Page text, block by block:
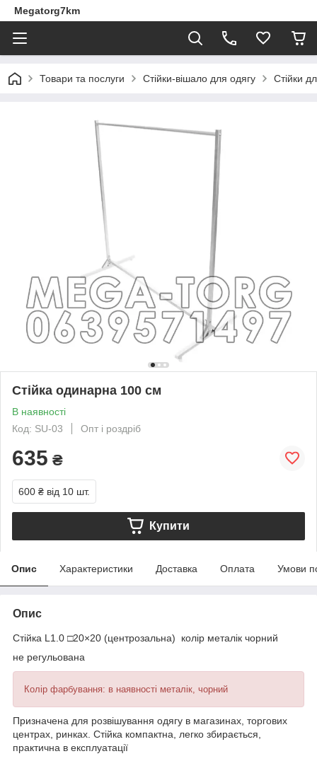
Megatorg7km
Товари та послуги Стійки-вішало для одягу Стійки
Стійка одинарна 100 см
В наявності
Код: SU-03
Опт і роздріб
635 ₴
600 ₴ від 10 шт.
Купити
Опис Характеристики Доставка Оплата Умови
Опис
Стійка L1.0 □20×20 (центрозальна) колір металік чорний
не регульована
Колір фарбування: в наявності металік, чорний
Призначена для розвішування одягу в магазинах, торгових
центрах, ринках. Стійка компактна, легко збирається,
практична в експлуатації